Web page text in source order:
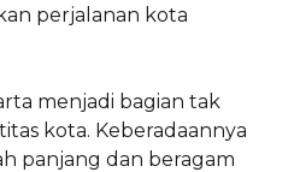
perjalanan kota
menjadi bagian tak
kota. Keberadaannya
panjang dan beragam